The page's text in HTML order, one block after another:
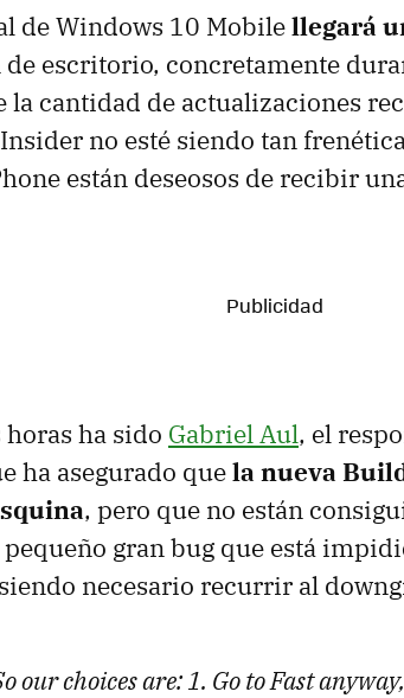
de Windows 10 Mobilellegará
escritorio, concretamente
la cantidad de actualizaciones
no esté siendo tan
están deseosos de recibir
ha sido Gabriel Aul, el
ha asegurado quela nueva
, pero que no están
gran bug que está
necesario recurrir al
our choices are: 1. Go to Fast